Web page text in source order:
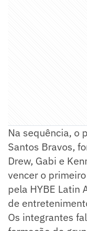
Na sequência, o
Santos Bravos,
Drew, Gabi e
vencer o
pela HYBE Latin
de
Os integrantes